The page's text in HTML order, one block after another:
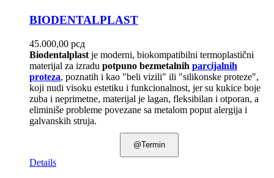
BIODENTALPLAST
45.000,00 рсд
Biodentalplast je moderni, biokompatibilni termoplastični
materijal za izradu potpuno bezmetalnih parcijalnih
proteza, poznatih i kao "beli vizili" ili "silikonske proteze",
koji nudi visoku estetiku i funkcionalnost, jer su kukice boje
zuba i neprimetne, materijal je lagan, fleksibilan i otporan, a
eliminiše probleme povezane sa metalom poput alergija i
galvanskih struja.
@Termin
Details